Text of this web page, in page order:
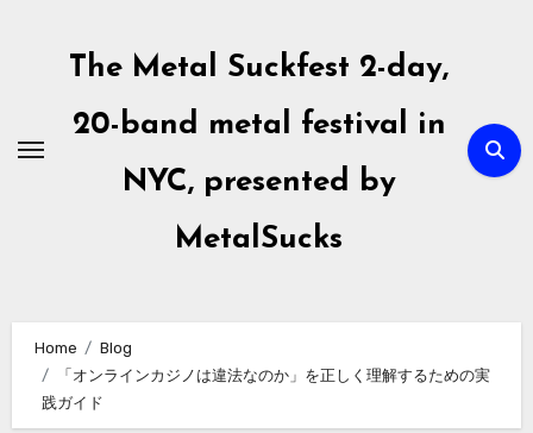
The Metal Suckfest 2-day,
20-band metal festival in
NYC, presented by
MetalSucks
Home
Blog
「オンラインカジノは違法なのか」を正しく理解するための実
践ガイド